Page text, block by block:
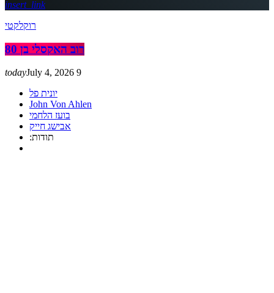
insert_link
רוקלקטי
רוב האקסלי בן 80
todayJuly 4, 2026 9
יונית פל
John Von Ahlen
בועז הלחמי
אבישג חייק
:תודות